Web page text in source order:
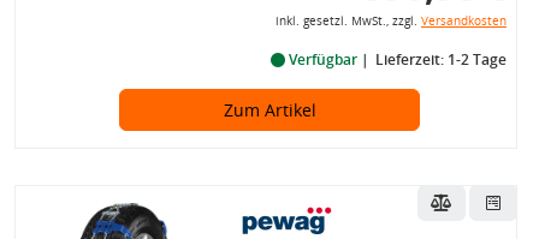
inkl. gesetzl. MwSt., zzgl. Versandkosten
Verfügbar Lieferzeit: 1-2 Tage
Zum Artikel